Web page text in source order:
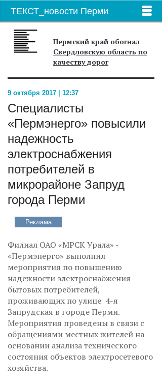
ТЕКСТ_новости Перми
Пермский край обогнал
Свердловскую область по
качеству дорог
9 октября 2017 | 12:37
Cпециалисты
«Пермэнерго» повысили
надежность
электроснабжения
потребителей в
микрорайоне Запруд
города Перми
Реклама
Филиал ОАО «МРСК Урала» -
«Пермэнерго» выполнил
мероприятия по повышению
надежности электроснабжения
бытовых потребителей,
проживающих по улице 4-я
Запрудская в городе Перми.
Мероприятия проведены в связи с
обращениями местных жителей на
основании анализа технического
состояния объектов электросетевого
хозяйства.